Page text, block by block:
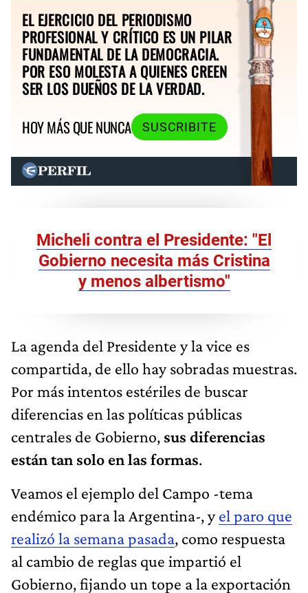
EL EJERCICIO DEL PERIODISMO
PROFESIONAL Y CRÍTICO ES UN PILAR
FUNDAMENTAL DE LA DEMOCRACIA.
POR ESO MOLESTA A QUIENES CREEN
SER LOS DUEÑOS DE LA VERDAD.
HOY MÁS QUE NUNCA
SUSCRIBITE
Micheli contra el Presidente: "El
Gobierno necesita más Cristina
y menos albertismo"
La agenda del Presidente y la vice es
compartida, de ello hay sobradas muestras.
Por más intentos estériles de buscar
diferencias en las políticas públicas
centrales de Gobierno, sus diferencias
están tan solo en las formas.
Veamos el ejemplo del Campo -tema
endémico para la Argentina-, yel paro que
realizó la semana pasada, como respuesta
al cambio de reglas que impartió el
Gobierno, fijando un tope a la exportación